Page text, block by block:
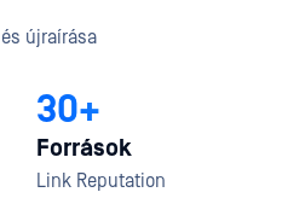
újraírása
30+
Források
Link Reputation